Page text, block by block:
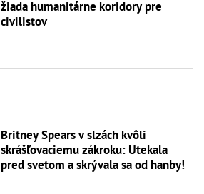
žiada humanitárne koridory pre
civilistov
Britney Spears v slzách kvôli
skrášľovaciemu zákroku: Utekala
pred svetom a skrývala sa od hanby!